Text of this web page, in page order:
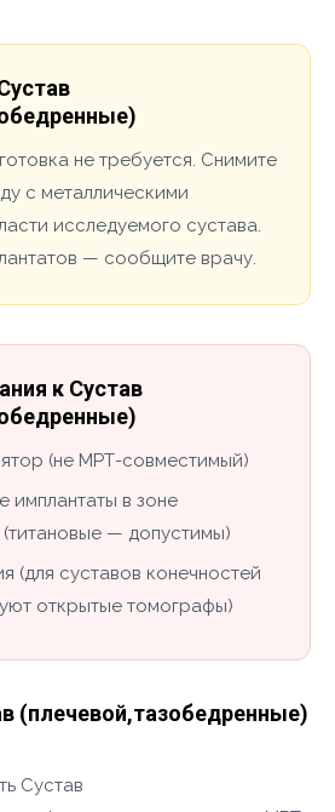
не требуется. Снимите
с металлическими
исследуемого сустава.
— сообщите врачу.
к Сустав
(не МРТ-совместимый)
имплантаты в зоне
— допустимы)
(для суставов конечностей
открытые томографы)
(плечевой,тазобедренные)
Сустав